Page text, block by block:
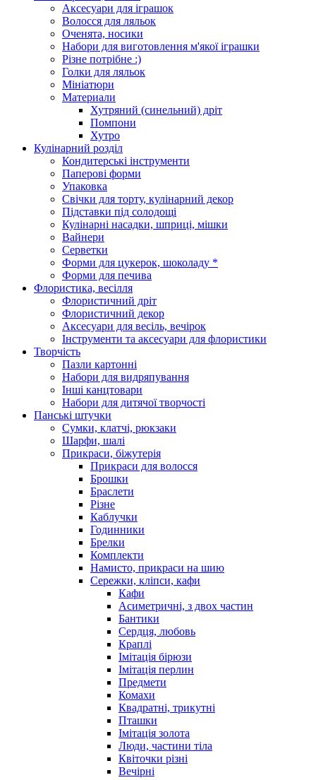
Аксесуари для іграшок
Волосся для ляльок
Оченята, носики
Набори для виготовлення м'якої іграшки
Різне потрібне :)
Голки для ляльок
Мініатюри
Материали
Хутряний (синельний) дріт
Помпони
Хутро
Кулінарний розділ
Кондитерські інструменти
Паперові форми
Упаковка
Свічки для торту, кулінарний декор
Підставки під солодощі
Кулінарні насадки, шприці, мішки
Вайнери
Серветки
Форми для цукерок, шоколаду *
Форми для печива
Флористика, весілля
Флористичний дріт
Флористичний декор
Аксесуари для весіль, вечірок
Інструменти та аксесуари для флористики
Творчість
Пазли картонні
Набори для видряпування
Інші канцтовари
Набори для дитячої творчості
Панські штучки
Сумки, клатчі, рюкзаки
Шарфи, шалі
Прикраси, біжутерія
Прикраси для волосся
Брошки
Браслети
Різне
Каблучки
Годинники
Брелки
Комплекти
Намисто, прикраси на шию
Сережки, кліпси, кафи
Кафи
Асиметричні, з двох частин
Бантики
Сердця, любовь
Краплі
Імітація бірюзи
Імітація перлин
Предмети
Комахи
Квадратні, трикутні
Пташки
Імітація золота
Люди, частини тіла
Квіточки різні
Вечірні